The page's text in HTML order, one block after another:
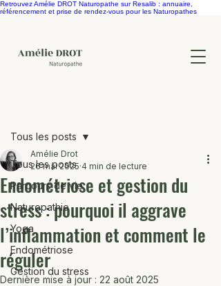
Retrouvez Amélie DROT Naturopathe sur Resalib : annuaire,
référencement et prise de rendez-vous pour les Naturopathes
Tous les posts
Parcours de vie
Naturopathie
Yoga
Endométriose
Gestion du stress
Tous les posts
Endométriose et gestion du
stress : pourquoi il aggrave
l’inflammation et comment le
réguler
Amélie Drot
26 mai 2025 4 min de lecture
Dernière mise à jour : 22 août 2025